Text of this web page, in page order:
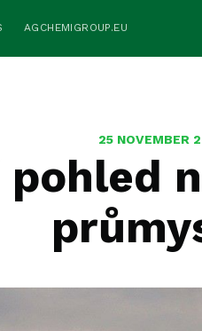
AGCHEMIGROUP.EU
25 NOVEMBER
pohled